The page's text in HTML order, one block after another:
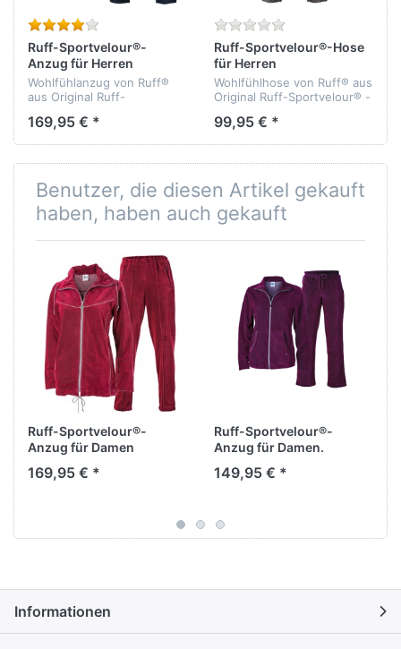
Ruff-Sportvelour®-
Anzug für Herren
Wohlfühlanzug von Ruff®
aus Original Ruff-
formbeständig -
Qualität: 75% Baumwolle,...
169,95 € *
Ruff-Sportvelour®-Hose
für Herren
Wohlfühlhose von Ruff® aus
Original Ruff-Sportvelour® -
- athmungsaktiv -
99,95 € *
Benutzer, die diesen Artikel gekauft
haben, haben auch gekauft
Ruff-Sportvelour®-
Anzug für Damen
169,95 € *
Ruff-Sportvelour®-
Anzug für Damen.
149,95 € *
Informationen